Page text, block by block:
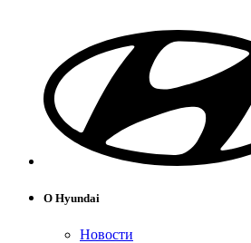
О Hyundai
Новости